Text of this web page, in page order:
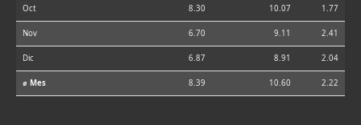
Oct 8.30 10.07 1.77
Nov 6.70 9.11 2.41
Dic 6.87 8.91 2.04
⌀ Mes 8.39 10.60 2.22